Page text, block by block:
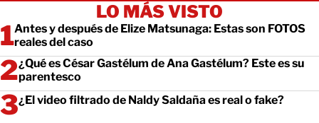
LO MÁS VISTO
Antes y después de Elize Matsunaga: Estas son FOTOS
reales del caso
¿Qué es César Gastélum de Ana Gastélum? Este es su
parentesco
¿El video filtrado de Naldy Saldaña es real o fake?